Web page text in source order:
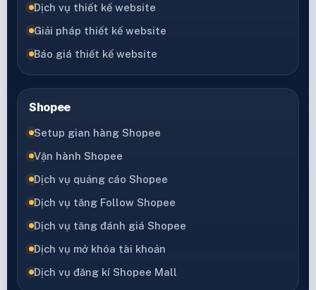
Dịch vụ thiết kế website
Giải pháp thiết kế website
Báo giá thiết kế website
Shopee
Setup gian hàng Shopee
Vận hành Shopee
Dịch vụ quảng cáo Shopee
Dịch vụ tăng Follow Shopee
Dịch vụ tăng đánh giá Shopee
Dịch vụ mở khóa tài khoản
Dịch vụ đăng kí Shopee Mall